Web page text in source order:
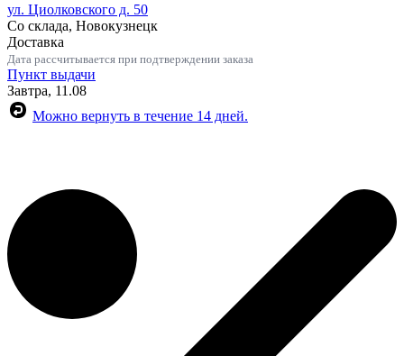
ул. Циолковского д. 50
Со склада, Новокузнецк
Доставка
Дата рассчитывается при подтверждении заказа
Пункт выдачи
Завтра, 11.08
Можно вернуть в течение 14 дней.